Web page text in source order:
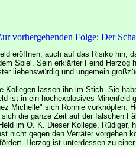
eröffnen, auch auf das Risiko
Spiel. Sein erklärter Feind
liebenswürdig und ungemein
lassen ihn im Stich. Sie
ist in ein hochexplosives
Michelle" sich Ronnie
die ganze Zeit auf der falschen
im O. K. Dieser Kollege,
nicht gegen den Verräter
Herzog ist unterdessen zu